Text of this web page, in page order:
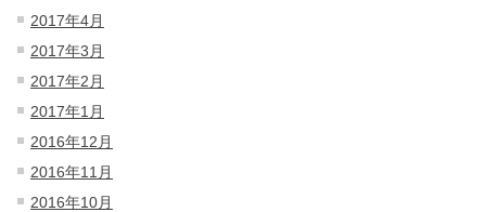
2017年4月
2017年3月
2017年2月
2017年1月
2016年12月
2016年11月
2016年10月